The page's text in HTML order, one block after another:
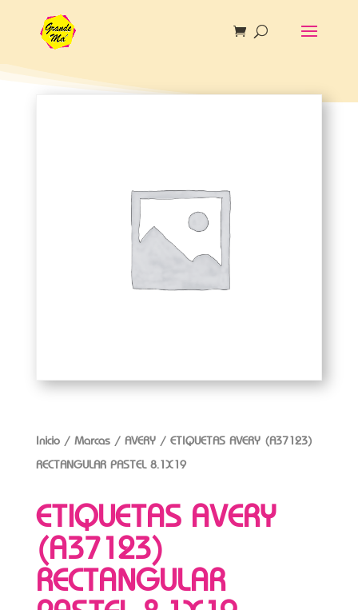
Inicio/ Marcas/ AVERY/ ETIQUETAS AVERY (A37123)
RECTANGULAR PASTEL 8.1X19
ETIQUETAS AVERY
(A37123)
RECTANGULAR